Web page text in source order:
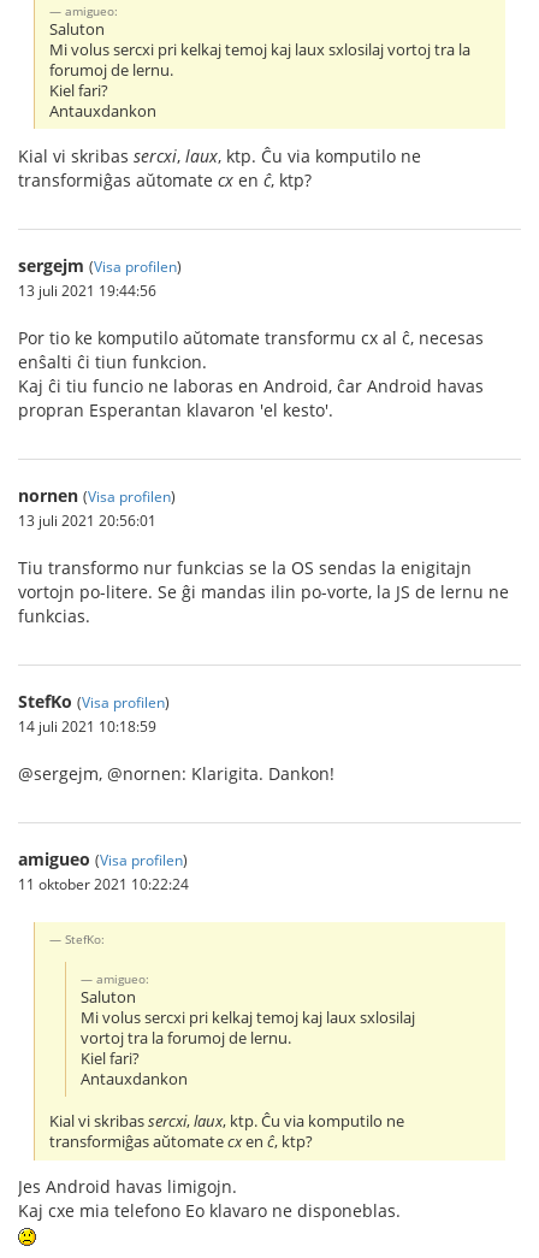
amigueo:
Saluton
Mi volus sercxi pri kelkaj temoj kaj laux sxlosilaj vortoj tra la
forumoj de lernu.
Kiel fari?
Antauxdankon
Kial vi skribas sercxi, laux, ktp. Ĉu via komputilo ne
transformiĝas aŭtomate cx en ĉ, ktp?
sergejm (Visa profilen)
13 juli 2021 19:44:56
Por tio ke komputilo aŭtomate transformu cx al ĉ, necesas
enŝalti ĉi tiun funkcion.
Kaj ĉi tiu funcio ne laboras en Android, ĉar Android havas
propran Esperantan klavaron 'el kesto'.
nornen (Visa profilen)
13 juli 2021 20:56:01
Tiu transformo nur funkcias se la OS sendas la enigitajn
vortojn po-litere. Se ĝi mandas ilin po-vorte, la JS de lernu ne
funkcias.
StefKo (Visa profilen)
14 juli 2021 10:18:59
@sergejm, @nornen: Klarigita. Dankon!
amigueo (Visa profilen)
11 oktober 2021 10:22:24
StefKo:
amigueo:
Saluton
Mi volus sercxi pri kelkaj temoj kaj laux sxlosilaj
vortoj tra la forumoj de lernu.
Kiel fari?
Antauxdankon
Kial vi skribassercxi,laux, ktp. Ĉu via komputilo ne
transformiĝas aŭtomatecxenĉ, ktp?
Jes Android havas limigojn.
Kaj cxe mia telefono Eo klavaro ne disponeblas.